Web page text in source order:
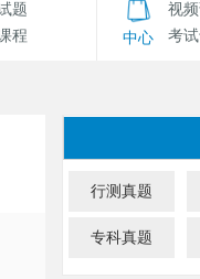
题库 辅导资料
题
程 中心
视
考
行测真题
专科真题